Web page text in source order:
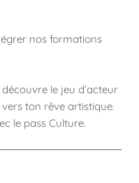
nos formations
le jeu d’acteur
ton rêve artistique.
le pass Culture.